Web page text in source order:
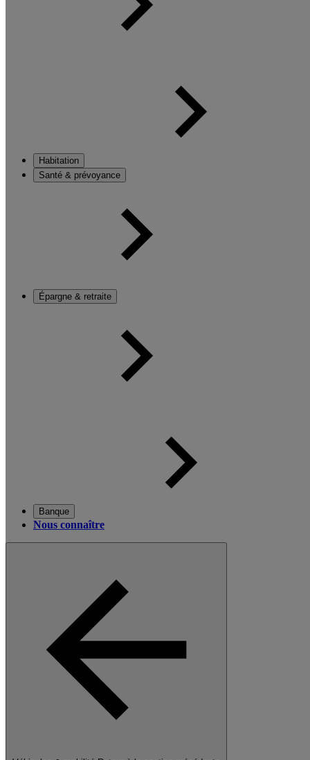
Habitation
Santé & prévoyance
Épargne & retraite
Banque
Nous connaître